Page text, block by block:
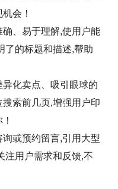
会！
、易于理解,使用户能
了的标题和描述,帮助
化卖点、吸引眼球的
索前几页,增强用户印
或预约留言,引用大型
注用户需求和反馈,不